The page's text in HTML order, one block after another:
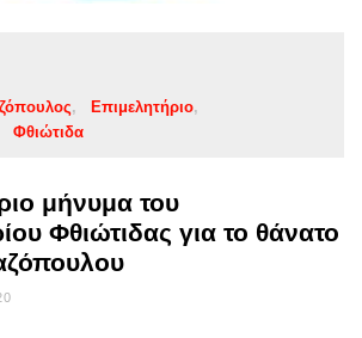
Επιμελητήριο
Φθιώτιδα
μήνυμα του
Φθιώτιδας για το θάνατο